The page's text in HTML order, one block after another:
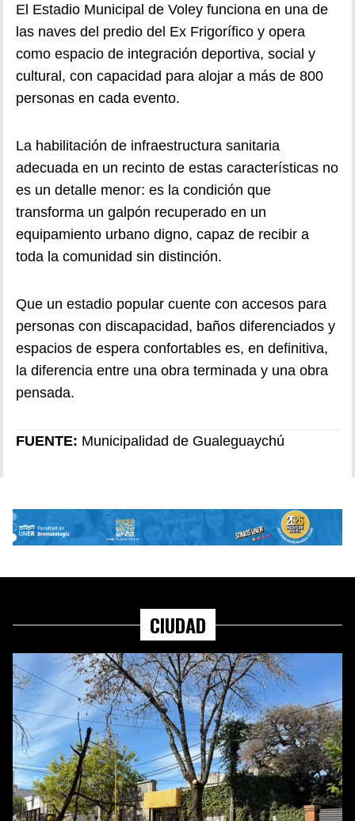
El Estadio Municipal de Voley funciona en una de
las naves del predio del Ex Frigorífico y opera
como espacio de integración deportiva, social y
cultural, con capacidad para alojar a más de 800
personas en cada evento.
La habilitación de infraestructura sanitaria
adecuada en un recinto de estas características no
es un detalle menor: es la condición que
transforma un galpón recuperado en un
equipamiento urbano digno, capaz de recibir a
toda la comunidad sin distinción.
Que un estadio popular cuente con accesos para
personas con discapacidad, baños diferenciados y
espacios de espera confortables es, en definitiva,
la diferencia entre una obra terminada y una obra
pensada.
FUENTE: Municipalidad de Gualeguaychú
CIUDAD